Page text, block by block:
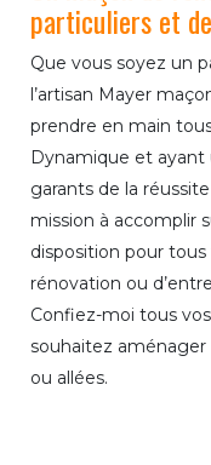
particuliers et
Que vous soyez un
l’artisan Mayer
prendre en main
Dynamique et
garants de la
mission à accomplir
disposition pour
rénovation ou
Confiez-moi tous
souhaitez aménager
ou allées.